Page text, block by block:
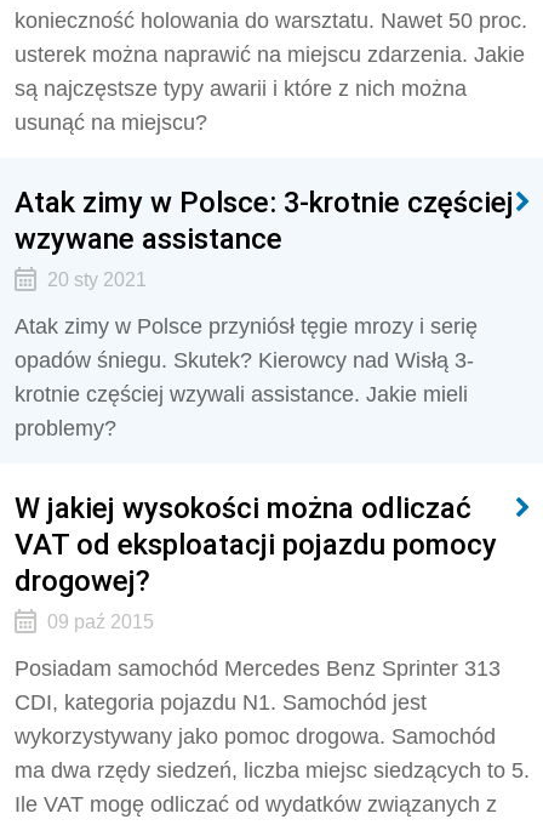
konieczność holowania do warsztatu. Nawet 50 proc.
usterek można naprawić na miejscu zdarzenia. Jakie
są najczęstsze typy awarii i które z nich można
usunąć na miejscu?
Atak zimy w Polsce: 3-krotnie częściej
wzywane assistance
20 sty 2021
Atak zimy w Polsce przyniósł tęgie mrozy i serię
opadów śniegu. Skutek? Kierowcy nad Wisłą 3-
krotnie częściej wzywali assistance. Jakie mieli
problemy?
W jakiej wysokości można odliczać
VAT od eksploatacji pojazdu pomocy
drogowej?
09 paź 2015
Posiadam samochód Mercedes Benz Sprinter 313
CDI, kategoria pojazdu N1. Samochód jest
wykorzystywany jako pomoc drogowa. Samochód
ma dwa rzędy siedzeń, liczba miejsc siedzących to 5.
Ile VAT mogę odliczać od wydatków związanych z